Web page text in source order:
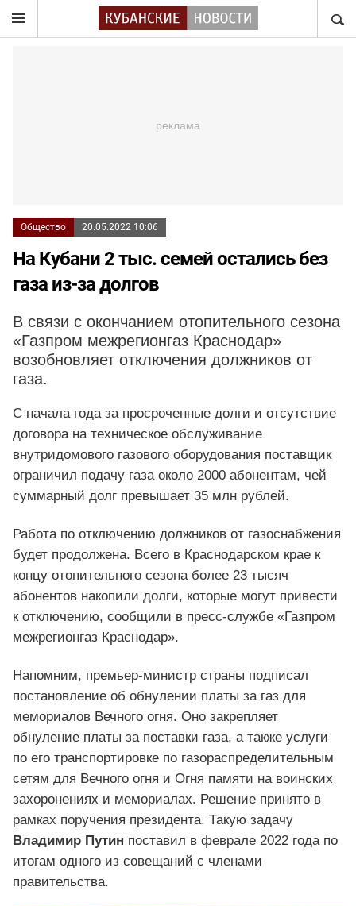
Общество 20.05.2022 10:06
На Кубани 2 тыс. семей остались без
газа из-за долгов
В связи с окончанием отопительного сезона
«Газпром межрегионгаз Краснодар»
возобновляет отключения должников от
газа.
С начала года за просроченные долги и отсутствие
договора на техническое обслуживание
внутридомового газового оборудования поставщик
ограничил подачу газа около 2000 абонентам, чей
суммарный долг превышает 35 млн рублей.
Работа по отключению должников от газоснабжения
будет продолжена. Всего в Краснодарском крае к
концу отопительного сезона более 23 тысяч
абонентов накопили долги, которые могут привести
к отключению, сообщили в пресс-службе «Газпром
межрегионгаз Краснодар».
Напомним, премьер-министр страны подписал
постановление об обнулении платы за газ для
мемориалов Вечного огня. Оно закрепляет
обнуление платы за поставки газа, а также услуги
по его транспортировке по газораспределительным
сетям для Вечного огня и Огня памяти на воинских
захоронениях и мемориалах. Решение принято в
рамках поручения президента. Такую задачу
Владимир Путин поставил в феврале 2022 года по
итогам одного из совещаний с членами
правительства.